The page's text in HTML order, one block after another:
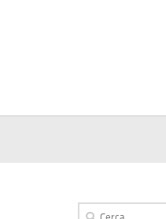
Ricerca